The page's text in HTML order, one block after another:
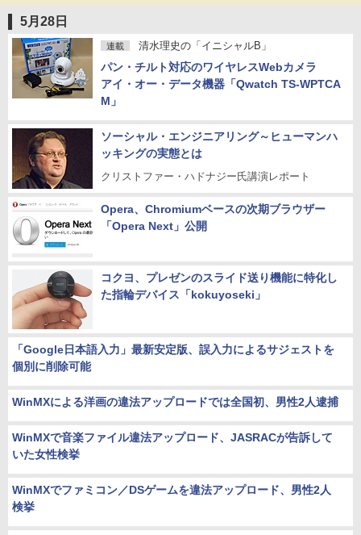
5月28日
連載 清水理史の「イニシャルB」
パン・チルト対応のワイヤレスWebカメラ
アイ・オー・データ機器「Qwatch TS-WPTCA
M」
ソーシャル・エンジニアリング～ヒューマンハ
ッキングの実態とは
クリストファー・ハドナジー氏講演レポート
Opera、Chromiumベースの次期ブラウザー
「Opera Next」公開
コクヨ、プレゼンのスライド送り機能に特化し
た指輪デバイス「kokuyoseki」
「Google日本語入力」最新安定版、誤入力によるサジェストを
個別に削除可能
WinMXによる洋画の違法アップロードでは全国初、男性2人逮捕
WinMXで音楽ファイル違法アップロード、JASRACが告訴して
いた女性検挙
WinMXでファミコン／DSゲームを違法アップロード、男性2人
検挙